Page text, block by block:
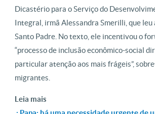
Dicastério para o Serviço do
Integral, irmã Alessandra Smerilli, que leu
Santo Padre. No texto, ele incentivou o
“processo de inclusão econômico-social
particular atenção aos mais frágeis”,
migrantes.
Leia mais